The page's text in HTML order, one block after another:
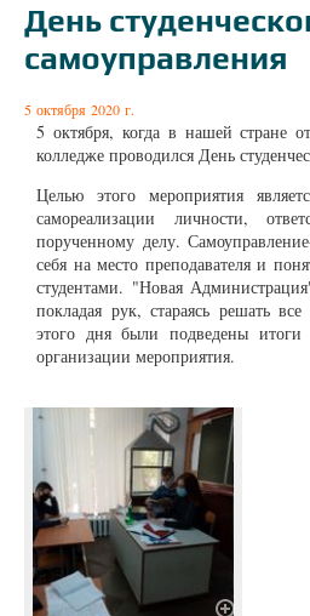
День
самоуправления
5 октября 2020 г.
5 октября, когда в нашей стране
колледже проводился День
Целью этого мероприятия
самореализации личности,
порученному делу.
себя на место преподавателя и
студентами. "Новая
покладая рук, стараясь решать
этого дня были подведены
организации мероприятия.